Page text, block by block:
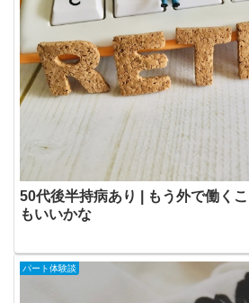
50代後半持病あり | もう外で働く
もいいかな
パート体験談